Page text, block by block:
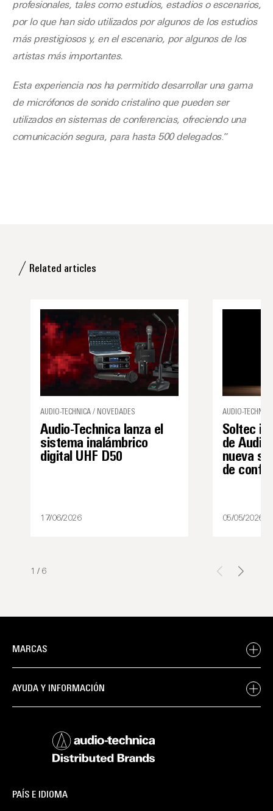
profesionales, tales como estudios, estadios o escenarios,
por lo que han sido utilizados por algunos de los estudios
más prestigiosos y, en el escenario, por algunos de los
artistas más importantes.
Esta experiencia nos ha permitido desarrollar una gama
de micrófonos de sonido cristalino que pueden ser
utilizados en sistemas de conferencias, ofreciendo una
comunicación segura, para hasta 500 delegados.”
Related articles
AUDIO-TECHNICA / NOVEDADES
Audio-Technica lanza el
sistema inalámbrico
digital UHF D50
17/06/2026
AUDIO-
Soltec
de
nueva
de
05/05/2026
1 / 6
MARCAS
AYUDA Y INFORMACIÓN
PAÍS E IDIOMA